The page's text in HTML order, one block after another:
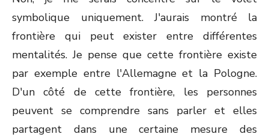
symbolique uniquement. J'aurais montré la
frontière qui peut exister entre différentes
mentalités. Je pense que cette frontière existe
par exemple entre l'Allemagne et la Pologne.
D'un côté de cette frontière, les personnes
peuvent se comprendre sans parler et elles
partagent dans une certaine mesure des